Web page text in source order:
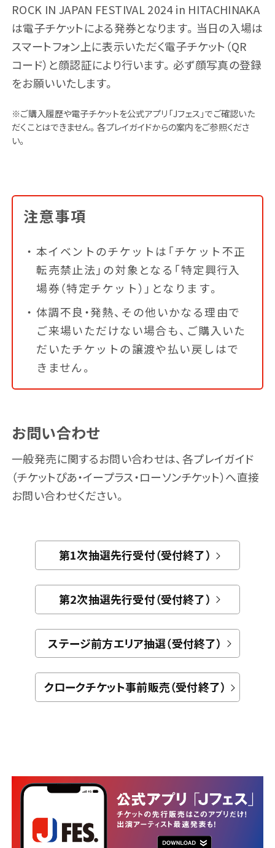
ROCK IN JAPAN FESTIVAL 2024 in HITACHINAKA
は電子チケットによる発券となります。当日の入場は
スマートフォン上に表示いただく電子チケット（QR
コード）と顔認証により行います。必ず顔写真の登録
をお願いいたします。
※ご購入履歴や電子チケットを公式アプリ「Jフェス」でご確認いた
だくことはできません。各プレイガイドからの案内をご参照くださ
い。
注意事項
本イベントのチケットは「チケット不正
転売禁止法」の対象となる「特定興行入
場券（特定チケット）」となります。
体調不良・発熱、その他いかなる理由で
ご来場いただけない場合も、ご購入いた
だいたチケットの譲渡や払い戻しはで
きません。
お問い合わせ
一般発売に関するお問い合わせは、各プレイガイド
（チケットぴあ・イープラス・ローソンチケット）へ直接
お問い合わせください。
第1次抽選先行受付（受付終了）
第2次抽選先行受付（受付終了）
ステージ前方エリア抽選（受付終了）
クロークチケット事前販売（受付終了）